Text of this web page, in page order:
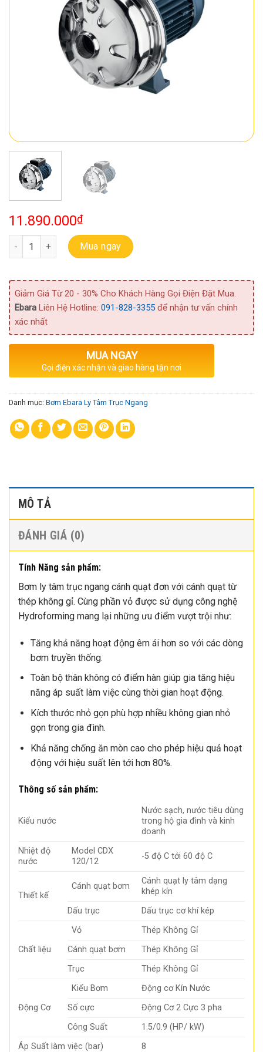
11.890.000₫
Bơm Ebara Ly Tâm 1 Tầng Cánh CDX 120/12 số lượng
Mua ngay
Giảm Giá Từ 20 - 30% Cho Khách Hàng Gọi Điện Đặt Mua.
Ebara Liên Hệ Hotline: 091-828-3355 để nhận tư vấn chính
xác nhất
MUA NGAY
Gọi điện xác nhận và giao hàng tận nơi
Danh mục: Bơm Ebara Ly Tâm Trục Ngang
MÔ TẢ
ĐÁNH GIÁ (0)
Tính Năng sản phẩm:
Bơm ly tâm trục ngang cánh quạt đơn với cánh quạt từ
thép không gỉ. Cùng phần vỏ được sử dụng công nghệ
Hydroforming mang lại những ưu điểm vượt trội như:
Tăng khả năng hoạt động êm ái hơn so với các dòng
bơm truyền thống.
Toàn bộ thân không có điểm hàn giúp gia tăng hiệu
năng áp suất làm việc cùng thời gian hoạt động.
Kích thước nhỏ gọn phù hợp nhiều không gian nhỏ
gọn trong gia đình.
Khả năng chống ăn mòn cao cho phép hiệu quả hoạt
động với hiệu suất lên tới hơn 80%.
Thông số sản phẩm:
Kiểu nước
Nước sạch, nước tiêu dùng
trong hộ gia đình và kinh
doanh
Nhiệt độ
nước
Model CDX
120/12
-5 độ C tới 60 độ C
Thiết kế
Cánh quạt bơm
Cánh quạt ly tâm dạng
khép kín
Dấu trục
Dấu trục cơ khí kép
Chất liệu
Vỏ
Thép Không Gỉ
Cánh quạt bơm
Thép Không Gỉ
Trục
Thép Không Gỉ
Động Cơ
Kiểu Bơm
Động cơ Kín Nước
Số cực
Động Cơ 2 Cực 3 pha
Công Suất
1.5/0.9 (HP/ kW)
Áp Suất làm việc (bar)
8